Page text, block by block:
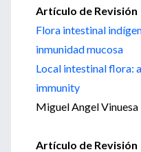
Artículo de Revisión
Flora intestinal
inmunidad mucosa
Local intestinal flora:
immunity
Miguel Angel Vinuesa
Artículo de Revisión